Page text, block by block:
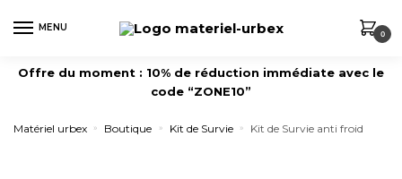
MENU
0
Offre du moment : 10% de réduction immédiate avec le
code “ZONE10”
Matériel urbex » Boutique » Kit de Survie » Kit de Survie anti froid